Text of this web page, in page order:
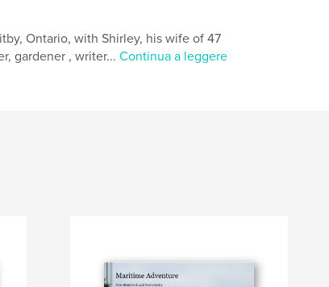
Ontario, with Shirley, his wife of 47
gardener , writer... Continua a leggere